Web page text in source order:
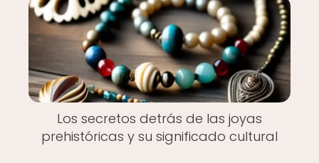
Los secretos detrás de las joyas
prehistóricas y su significado cultural